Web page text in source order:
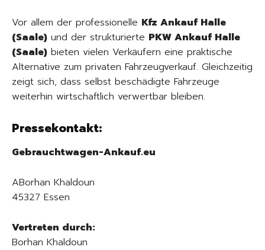
Vor allem der professionelle Kfz Ankauf Halle
(Saale) und der strukturierte PKW Ankauf Halle
(Saale) bieten vielen Verkäufern eine praktische
Alternative zum privaten Fahrzeugverkauf. Gleichzeitig
zeigt sich, dass selbst beschädigte Fahrzeuge
weiterhin wirtschaftlich verwertbar bleiben.
Pressekontakt:
Gebrauchtwagen-Ankauf.eu
ABorhan Khaldoun
45327 Essen
Vertreten durch:
Borhan Khaldoun